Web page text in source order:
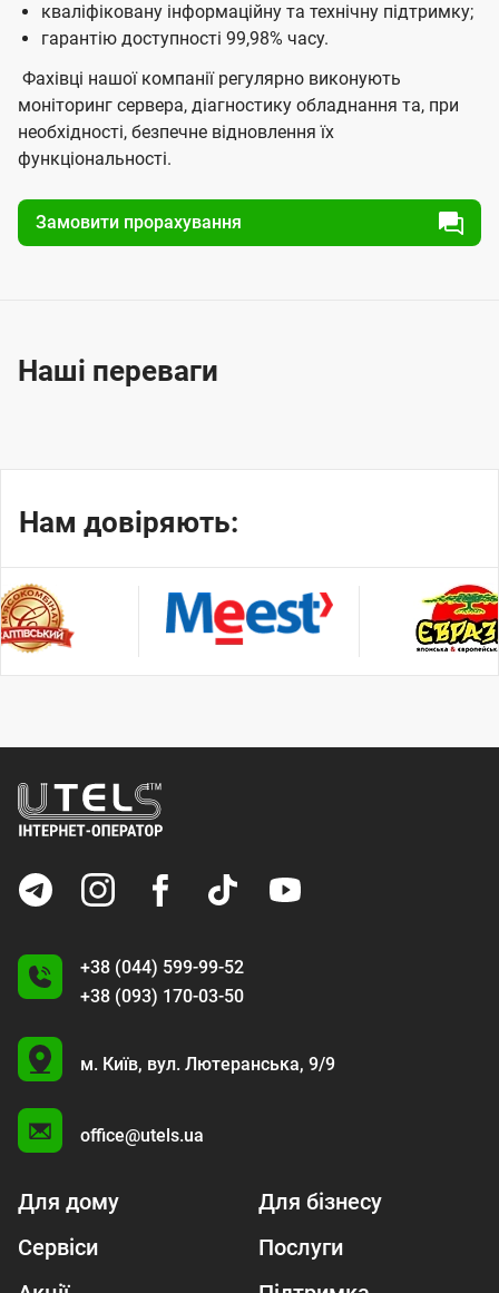
кваліфіковану інформаційну та технічну підтримку;
гарантію доступності 99,98% часу.
Фахівці нашої компанії регулярно виконують
моніторинг сервера, діагностику обладнання та, при
необхідності, безпечне відновлення їх
функціональності.
Замовити прорахування
Наші переваги
Нам довіряють:
+38 (044) 599-99-52
+38 (093) 170-03-50
U
м. Київ, вул. Лютеранська, 9/9
office@utels.ua
Для дому
Для бізнесу
Сервіси
Послуги